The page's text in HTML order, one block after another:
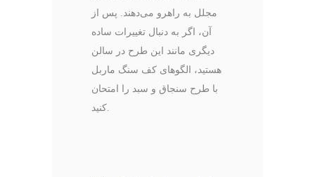
مجلل به راهرو می‌دهند. پس از
آن، اگر به دنبال تغییرات ساده
دیگری مانند این طرح در سالن
هستید، الگوهای کف سنگ ماربل
با طرح سنجاق و سبد را امتحان